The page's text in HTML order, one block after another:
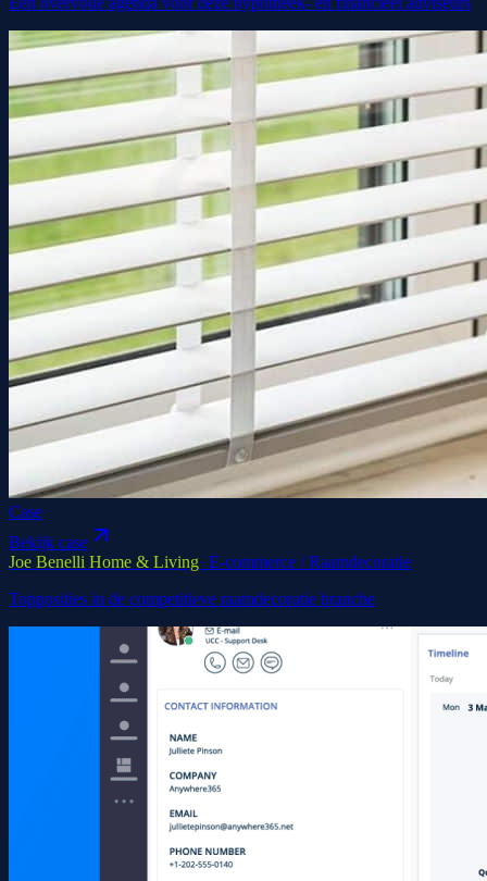
Case
Bekijk case
Joe Benelli Home & Living· E-commerce / Raamdecoratie
Topposities in de competitieve raamdecoratie branche